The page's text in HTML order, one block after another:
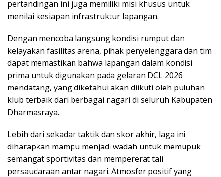
pertandingan ini juga memiliki misi khusus untuk
menilai kesiapan infrastruktur lapangan.
Dengan mencoba langsung kondisi rumput dan
kelayakan fasilitas arena, pihak penyelenggara dan tim
dapat memastikan bahwa lapangan dalam kondisi
prima untuk digunakan pada gelaran DCL 2026
mendatang, yang diketahui akan diikuti oleh puluhan
klub terbaik dari berbagai nagari di seluruh Kabupaten
Dharmasraya.
Lebih dari sekadar taktik dan skor akhir, laga ini
diharapkan mampu menjadi wadah untuk memupuk
semangat sportivitas dan mempererat tali
persaudaraan antar nagari. Atmosfer positif yang